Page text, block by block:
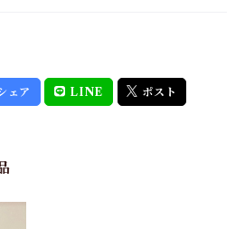
ェア LINE ポスト